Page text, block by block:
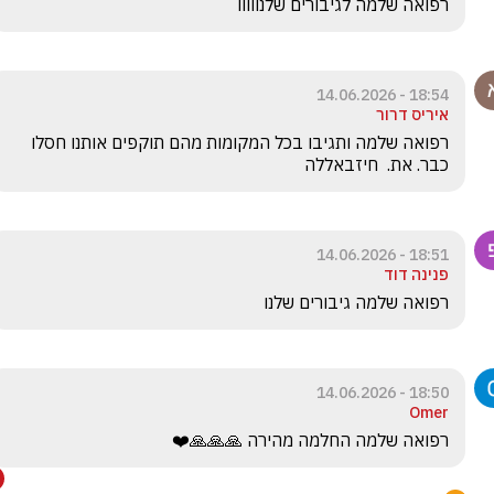
רפואה שלמה לגיבורים שלנווווו
18:54 - 14.06.2026
איריס דרור
כבר. את.  חיזבאללה
18:51 - 14.06.2026
פנינה דוד
רפואה שלמה גיבורים שלנו
18:50 - 14.06.2026
Omer
רפואה שלמה החלמה מהירה 🙏🙏🙏❤️